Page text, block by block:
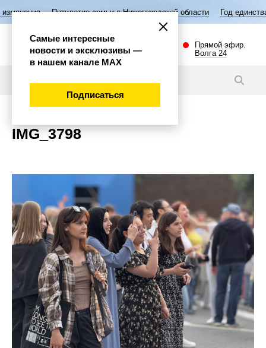
Пятилетие семьи в Нижегородской области Год
Прямой эфир.
Волга 24
IMG_3798
Самые интересные
новости и эксклюзивы —
в нашем канале МАХ
Подписаться